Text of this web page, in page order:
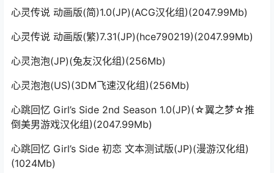
心灵传说 动画版(简)1.0(JP)(ACG汉化组)(2047.99Mb)
心灵传说 动画版(繁)7.31(JP)(hce790219)(2047.99Mb)
心灵泡泡(JP)(兔友汉化组)(256Mb)
心灵泡泡(US)(3DM飞速汉化组)(256Mb)
心跳回忆 Girl’s Side 2nd Season 1.0(JP)(☆翼之梦☆推
倒美男游戏汉化组)(2047.99Mb)
心跳回忆 Girl’s Side 初恋 文本测试版(JP)(漫游汉化组)
(1024Mb)